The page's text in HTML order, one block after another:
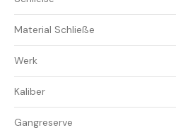
Material Schließe
Werk
Kaliber
Gangreserve